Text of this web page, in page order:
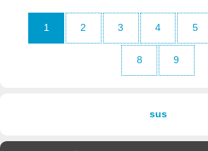
1 2 3 4 5
8 9
sus